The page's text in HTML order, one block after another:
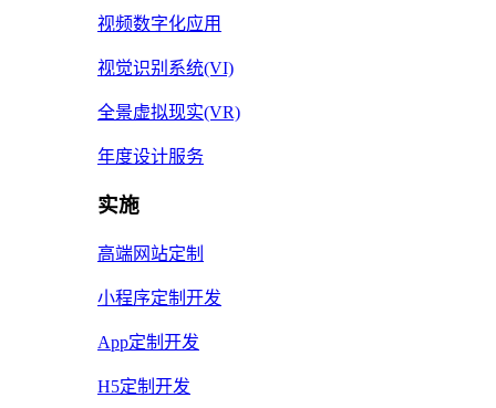
视频数字化应用
视觉识别系统(VI)
全景虚拟现实(VR)
年度设计服务
实施
高端网站定制
小程序定制开发
App定制开发
H5定制开发